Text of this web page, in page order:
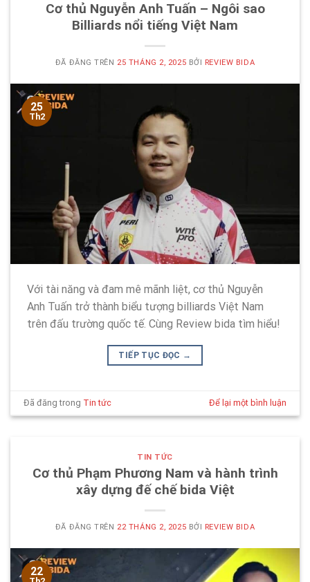
Cơ thủ Nguyễn Anh Tuấn – Ngôi sao
Billiards nổi tiếng Việt Nam
ĐÃ ĐĂNG TRÊN 25 THÁNG 2, 2025 BỞI REVIEW BIDA
25
Th2
Với tài năng và đam mê mãnh liệt, cơ thủ Nguyễn
Anh Tuấn trở thành biểu tượng billiards Việt Nam
trên đấu trường quốc tế. Cùng Review bida tìm hiểu!
TIẾP TỤC ĐỌC →
Đã đăng trong Tin tức Để lại một bình luận
TIN TỨC
Cơ thủ Phạm Phương Nam và hành trình
xây dựng đế chế bida Việt
ĐÃ ĐĂNG TRÊN 22 THÁNG 2, 2025 BỞI REVIEW BIDA
22